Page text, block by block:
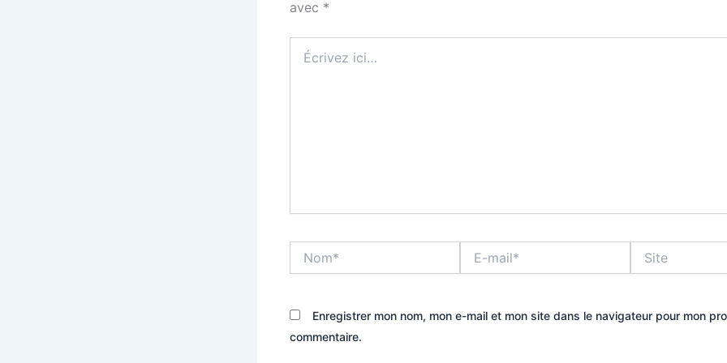
avec *
ici…
mail*
Enregistrer mon nom, mon e-mail et mon site dans le navigateur pour mon
commentaire.